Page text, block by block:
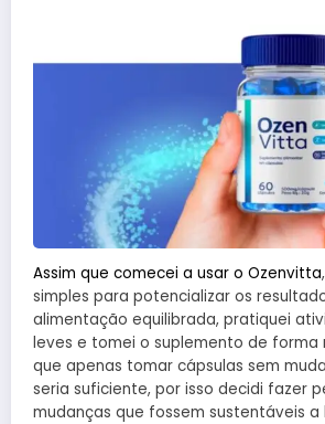
Assim que comecei a usar o Ozenvitta
simples para potencializar os
alimentação equilibrada, pratiquei
leves e tomei o suplemento de forma
que apenas tomar cápsulas sem
seria suficiente, por isso decidi fazer
mudanças que fossem sustentáveis a